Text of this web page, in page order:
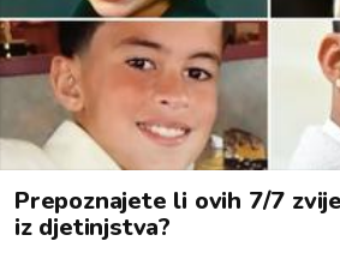
Prepoznajete li ovih 7/7
iz djetinjstva?